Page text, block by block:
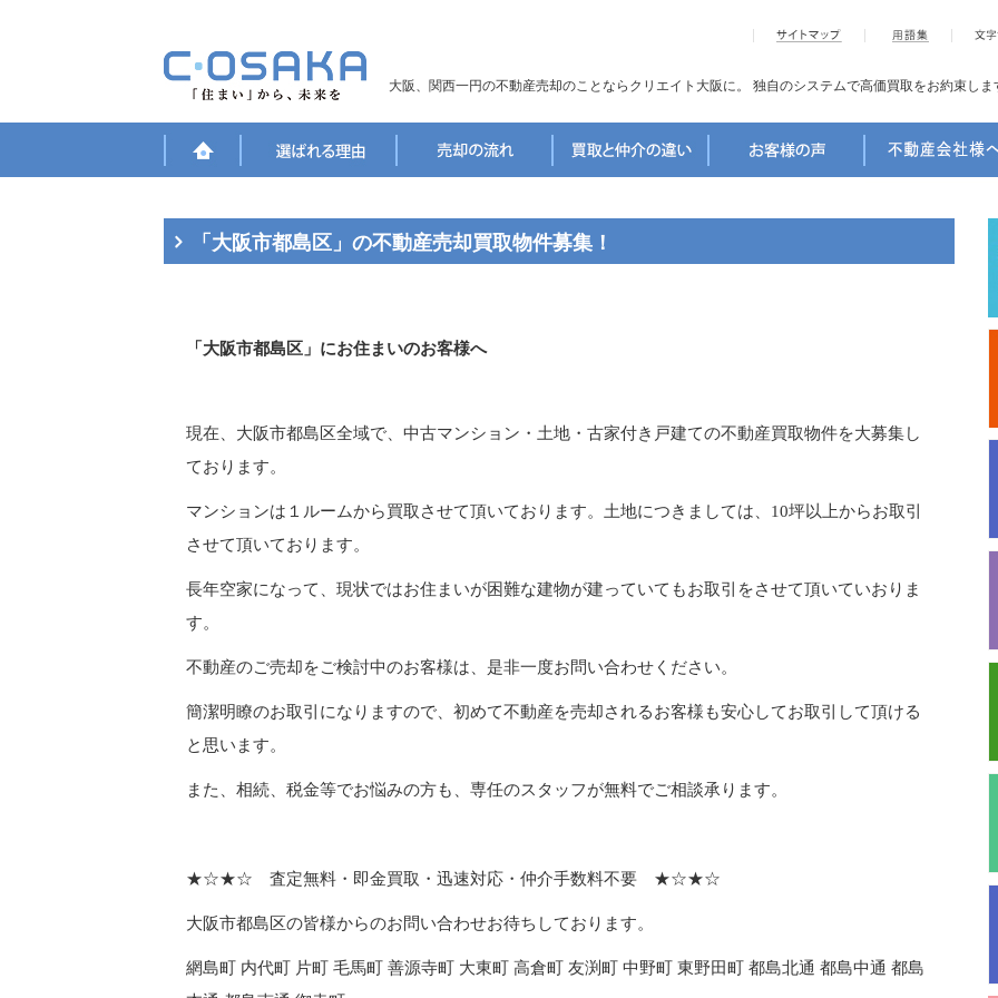
大阪、関西一円の不動産売却のことならクリエイト大阪に。 独自のシステムで高価買取をお約束しま
「大阪市都島区」の不動産売却買取物件募集！
「大阪市都島区」にお住まいのお客様へ
現在、大阪市都島区全域で、中古マンション・土地・古家付き戸建ての不動産買取物件を大募集し
ております。
マンションは１ルームから買取させて頂いております。土地につきましては、10坪以上からお取引
させて頂いております。
長年空家になって、現状ではお住まいが困難な建物が建っていてもお取引をさせて頂いていおりま
す。
不動産のご売却をご検討中のお客様は、是非一度お問い合わせください。
簡潔明瞭のお取引になりますので、初めて不動産を売却されるお客様も安心してお取引して頂ける
と思います。
また、相続、税金等でお悩みの方も、専任のスタッフが無料でご相談承ります。
★☆★☆ 査定無料・即金買取・迅速対応・仲介手数料不要 ★☆★☆
大阪市都島区の皆様からのお問い合わせお待ちしております。
網島町 内代町 片町 毛馬町 善源寺町 大東町 高倉町 友渕町 中野町 東野田町 都島北通 都島中通 都島